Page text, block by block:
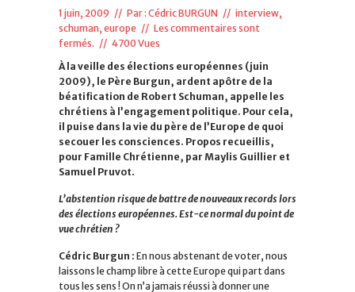
1 juin, 2009 // Par : Cédric BURGUN // interview,
schuman, europe // Les commentaires sont
fermés. // 4700 Vues
À la veille des élections européennes (juin
2009), le Père Burgun, ardent apôtre de la
béatification de Robert Schuman, appelle les
chrétiens à l’engagement politique. Pour cela,
il puise dans la vie du père de l’Europe de quoi
secouer les consciences. Propos recueillis,
pour Famille Chrétienne, par Maylis Guillier et
Samuel Pruvot.
L’abstention risque de battre de nouveaux records lors
des élections européennes. Est-ce normal du point de
vue chrétien ?
Cédric Burgun : En nous abstenant de voter, nous
laissons le champ libre à cette Europe qui part dans
tous les sens ! On n’a jamais réussi à donner une